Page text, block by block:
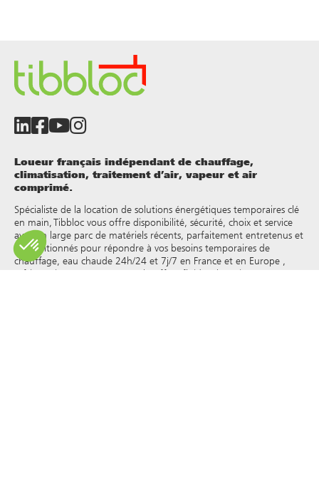
Loueur français indépendant de chauffage,
climatisation, traitement d’air, vapeur et air
comprimé.
Spécialiste de la location de solutions énergétiques temporaires clé
en main, Tibbloc vous offre disponibilité, sécurité, choix et service
avec un large parc de matériels récents, parfaitement entretenus et
reconditionnés pour répondre à vos besoins temporaires de
chauffage, eau chaude 24h/24 et 7j/7 en France et en Europe ,
réfrigération, vapeur, eau surchauffée, fluides thermiques et autres.